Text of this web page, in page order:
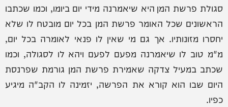
סגולת פרשת המן היא שיאמרנה מידי יום ביומו, וכמו שכתבו
הראשונים שכל האומר פרשת המן בכל יום מובטח לו שלא
יחסרו מזונותיו. אך גם מי שאין לו פנאי לאומרה בכל יום,
מ"מ טוב לו שיאמרנה מפעם לפעם ויהא לו לסגולה, וכמו
שכתב במעיל צדקה שאמירת פרשת המן גורמת שפרנסת
היום שבו הוא קורא את הפרשה, יזמינה לו הקב"ה מיגיע
כפיו.